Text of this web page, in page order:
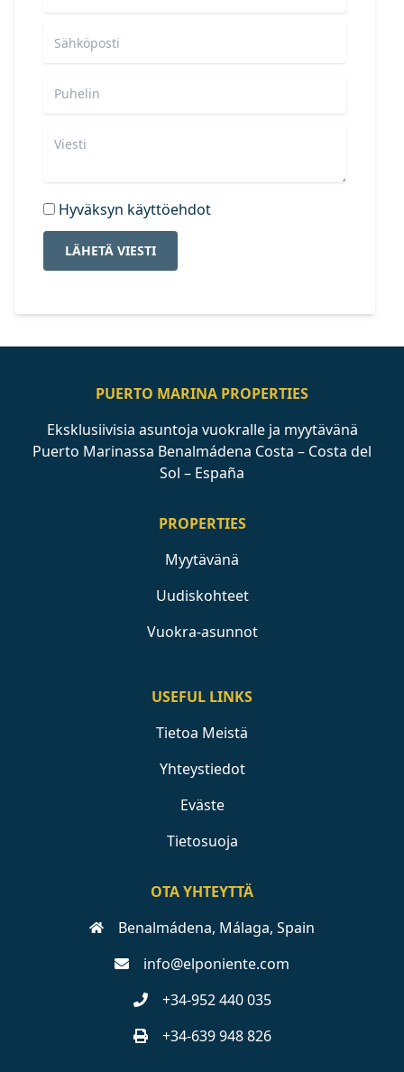
Hyväksyn käyttöehdot
LÄHETÄ VIESTI
PUERTO MARINA PROPERTIES
Eksklusiivisia asuntoja vuokralle ja myytävänä
Puerto Marinassa Benalmádena Costa – Costa del
Sol – España
PROPERTIES
Myytävänä
Uudiskohteet
Vuokra-asunnot
USEFUL LINKS
Tietoa Meistä
Yhteystiedot
Eväste
Tietosuoja
OTA YHTEYTTÄ
Benalmádena, Málaga, Spain
info@elponiente.com
+34-952 440 035
+34-639 948 826